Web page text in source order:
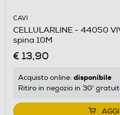
CAVI
CELLULARLINE - 44050
spina 10M
€ 13,90
Acquisto online: disponibile
Ritiro in negozio in 30'